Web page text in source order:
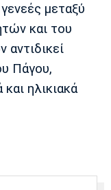
μεταξύ
και του
Πάγου,
ηλικιακά